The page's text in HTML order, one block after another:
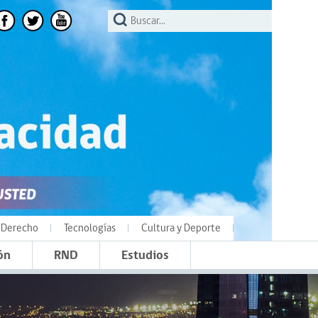
Derecho Tecnologías Cultura y Deporte
RND Estudios